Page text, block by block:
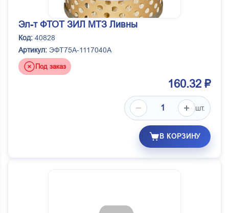
Эл-т ФТОТ ЗИЛ МТЗ Ливны
Код: 40828
Артикул: ЭФТ75А-1117040А
Под заказ
160.32 ₽
шт.
В КОРЗИНУ